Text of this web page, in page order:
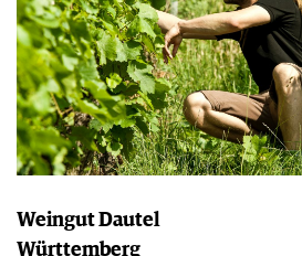
Weingut Dautel
Württemberg